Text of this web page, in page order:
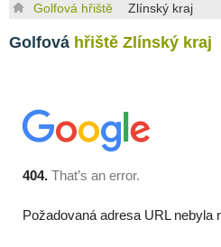
Golfová hřiště Zlínský kraj
Golfová hřiště Zlínský kraj